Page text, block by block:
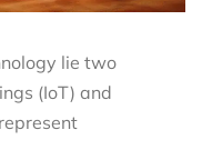
lie two
(IoT) and